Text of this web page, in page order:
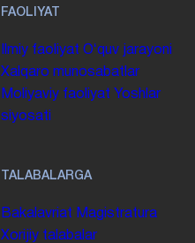
FAOLIYAT
Ilmiy faoliyat Oʻquv jarayoni
Xalqaro munosabatlar
Moliyaviy faoliyat Yoshlar
siyosati
TALABALARGA
Bakalavriat Magistratura
Xorijiy talabalar